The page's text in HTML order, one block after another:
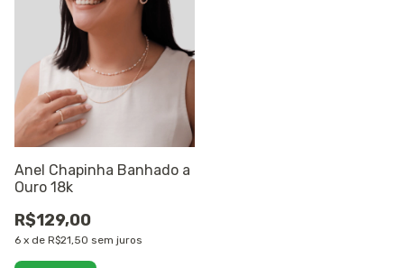
Anel Chapinha Banhado a
Ouro 18k
R$129,00
6 x de R$21,50 sem juros